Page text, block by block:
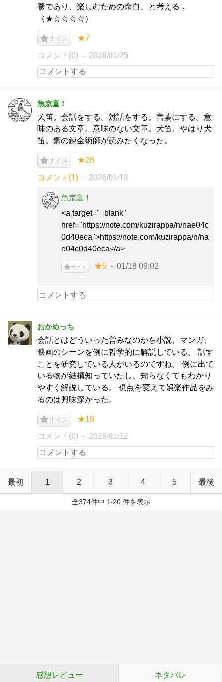
養であり、楽しむための余白、と考える．
（★☆☆☆☆）
ナイス ★7
コメント(0) 2026/01/25
魚京童！
犬笛。会話をする。対話をする。言葉にする。意
味のある文章。意味のない文章。犬笛。やはり犬
笛。鋼の錬金術師が読みたくなった。
ナイス ★28
コメント(1) 2026/01/18
魚京童！
<a target="_blank"
href="https://note.com/kuzirappa/n/nae04c
0d40eca">https://note.com/kuzirappa/n/na
e04c0d40eca</a>
ナイス ★5 01/18 09:02
おかめっち
会話とはどういった営みなのかを小説、マンガ、
映画のシーンを例に哲学的に解説している。 話す
ことを研究している人がいるのですね。 例に出て
いる物が結構知っていたし、知らなくてもわかり
やすく解説している。 視点を変えて娯楽作品をみ
るのは興味深かった。
ナイス ★16
コメント(0) 2026/01/12
最初 1 2 3 4 5 最後
全374件中 1-20 件を表示
感想レビュー ネタバレ